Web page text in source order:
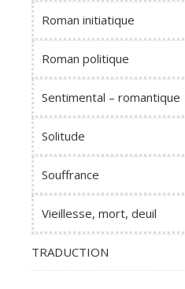
Roman initiatique
Roman politique
Sentimental – romantique
Solitude
Souffrance
Vieillesse, mort, deuil
TRADUCTION